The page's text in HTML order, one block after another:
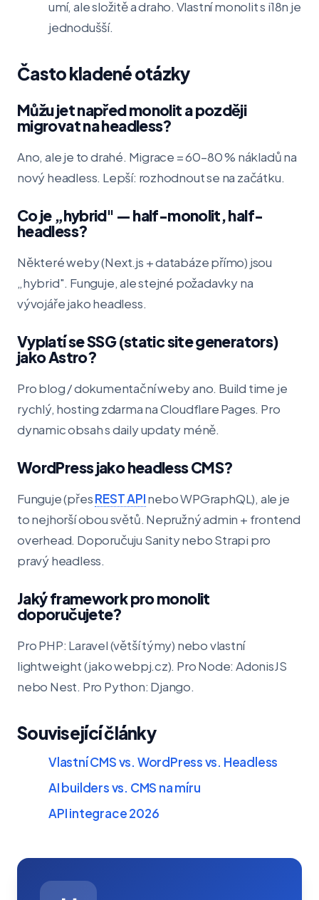
umí, ale složitě a draho. Vlastní monolit s i18n je
jednodušší.
Často kladené otázky
Můžu jet napřed monolit a později
migrovat na headless?
Ano, ale je to drahé. Migrace = 60–80 % nákladů na
nový headless. Lepší: rozhodnout se na začátku.
Co je „hybrid" — half-monolit, half-
headless?
Některé weby (Next.js + databáze přímo) jsou
„hybrid". Funguje, ale stejné požadavky na
vývojáře jako headless.
Vyplatí se SSG (static site generators)
jako Astro?
Pro blog / dokumentační weby ano. Build time je
rychlý, hosting zdarma na Cloudflare Pages. Pro
dynamic obsah s daily updaty méně.
WordPress jako headless CMS?
Funguje (přesREST APInebo WPGraphQL), ale je
to nejhorší obou světů. Nepružný admin + frontend
overhead. Doporučuju Sanity nebo Strapi pro
pravý headless.
Jaký framework pro monolit
doporučujete?
Pro PHP: Laravel (větší týmy) nebo vlastní
lightweight (jako webpj.cz). Pro Node: AdonisJS
nebo Nest. Pro Python: Django.
Související články
Vlastní CMS vs. WordPress vs. Headless
AI builders vs. CMS na míru
API integrace 2026